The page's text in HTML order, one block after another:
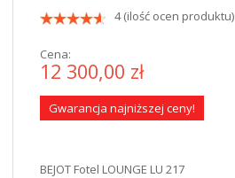
4 (ilość ocen produktu)
Cena:
12 300,00 zł
Gwarancja najniższej ceny!
BEJOT Fotel LOUNGE LU 217